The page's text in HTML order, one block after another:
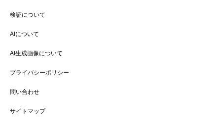
検証について
AIについて
AI生成画像について
プライバシーポリシー
問い合わせ
サイトマップ